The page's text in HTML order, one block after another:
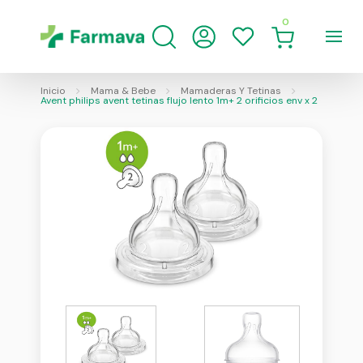
0
Inicio Mama & Bebe Mamaderas Y Tetinas
Avent philips avent tetinas flujo lento 1m+ 2 orificios env x 2